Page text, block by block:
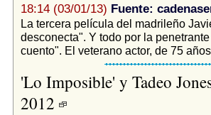
18:14 (03/01/13) Fuente:
La tercera película del madrileño
desconecta". Y todo por la
cuento". El veterano actor, de 75
'Lo Imposible' y Tadeo
2012